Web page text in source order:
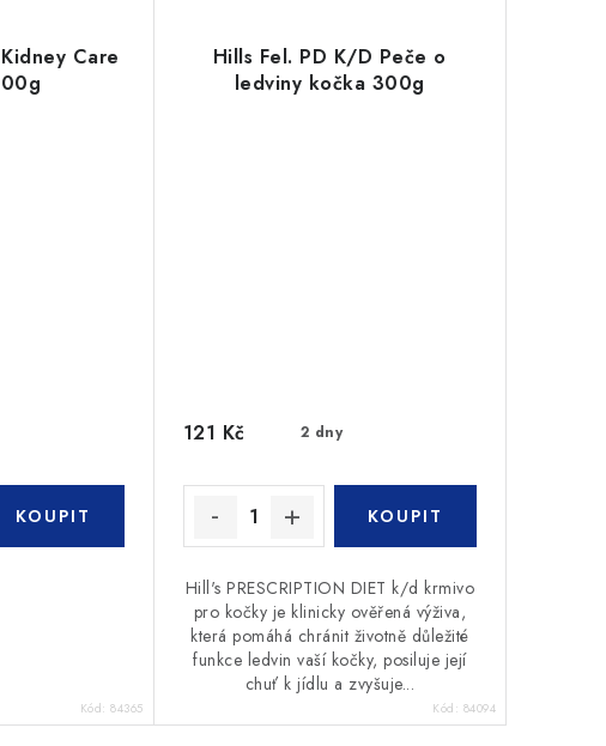
Care
Kód: 84365
Hills Fel. PD K/D Peče o
ledviny kočka 300g
2 dny
121 Kč
Hill's PRESCRIPTION DIET k/d krmivo
pro kočky je klinicky ověřená výživa,
která pomáhá chránit životně důležité
funkce ledvin vaší kočky, posiluje její
chuť k jídlu a zvyšuje...
Kód: 84094